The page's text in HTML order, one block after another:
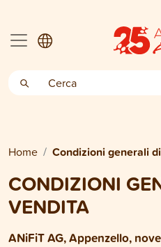
Home Condizioni generali
CONDIZIONI
VENDITA
ANiFiT AG, Appenzello,